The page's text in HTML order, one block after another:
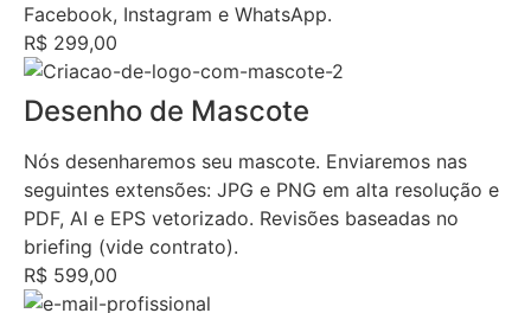
Facebook, Instagram e WhatsApp.
R$ 299,00
Desenho de Mascote
Nós desenharemos seu mascote. Enviaremos nas
seguintes extensões: JPG e PNG em alta resolução e
PDF, AI e EPS vetorizado. Revisões baseadas no
briefing (vide contrato).
R$ 599,00